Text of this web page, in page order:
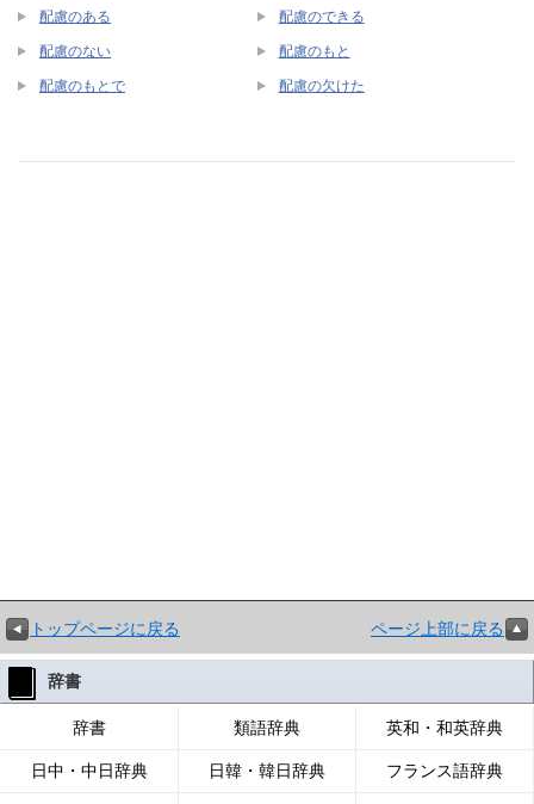
配慮のある 配慮のできる
配慮のない 配慮のもと
配慮のもとで 配慮の欠けた
トップページに戻る ページ上部に戻る
辞書
辞書 類語辞典 英和・和英辞典
日中・中日辞典 日韓・韓日辞典 フランス語辞典